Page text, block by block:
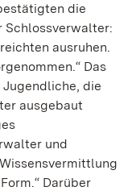
die
Schlossverwalter:
ausruhen.
Das
die
ausgebaut
und
Darüber